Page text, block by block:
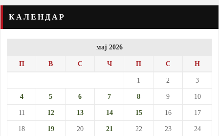
КАЛЕНДАР
мај 2026
П В С Ч П С Н
1 2 3
4 5 6 7 8 9 10
11 12 13 14 15 16 17
18 19 20 21 22 23 24